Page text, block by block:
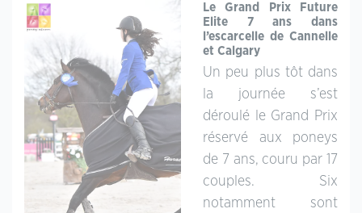
Le Grand Prix Future
Elite 7 ans dans
l’escarcelle de Cannelle
et Calgary
Un peu plus tôt dans
la journée s’est
déroulé le Grand Prix
réservé aux poneys
de 7 ans, couru par 17
couples. Six
notamment sont